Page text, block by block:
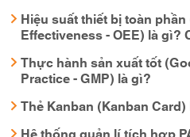
Hiệu suất thiết bị toàn
Effectiveness - OEE) là gì?
Thực hành sản xuất tốt
Practice - GMP) là gì?
Thẻ Kanban (Kanban
Hệ thống quản lí tích hợp